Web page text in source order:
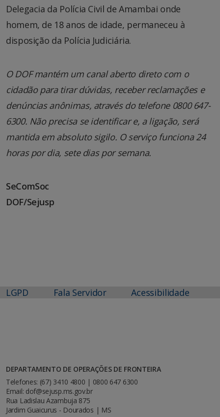
Delegacia da Polícia Civil de Amambai onde
homem, de 18 anos de idade, permaneceu à
disposição da Polícia Judiciária.
O DOF mantém um canal aberto direto com o
cidadão para tirar dúvidas, receber reclamações e
denúncias anônimas, através do telefone 0800 647-
6300. Não precisa se identificar e, a ligação, será
mantida em absoluto sigilo. O serviço funciona 24
horas por dia, sete dias por semana.
SeComSoc
DOF/Sejusp
LGPD Fala Servidor Acessibilidade
DEPARTAMENTO DE OPERAÇÕES DE FRONTEIRA
Telefones: (67) 3410 4800 | 0800 647 6300
Email: dof@sejusp.ms.gov.br
Rua Ladislau Azambuja 875
Jardim Guaicurus - Dourados | MS